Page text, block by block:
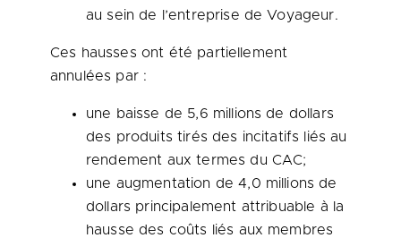
au sein de l’entreprise de Voyageur.
Ces hausses ont été partiellement
annulées par :
une baisse de 5,6 millions de dollars
des produits tirés des incitatifs liés au
rendement aux termes du CAC;
une augmentation de 4,0 millions de
dollars principalement attribuable à la
hausse des coûts liés aux membres